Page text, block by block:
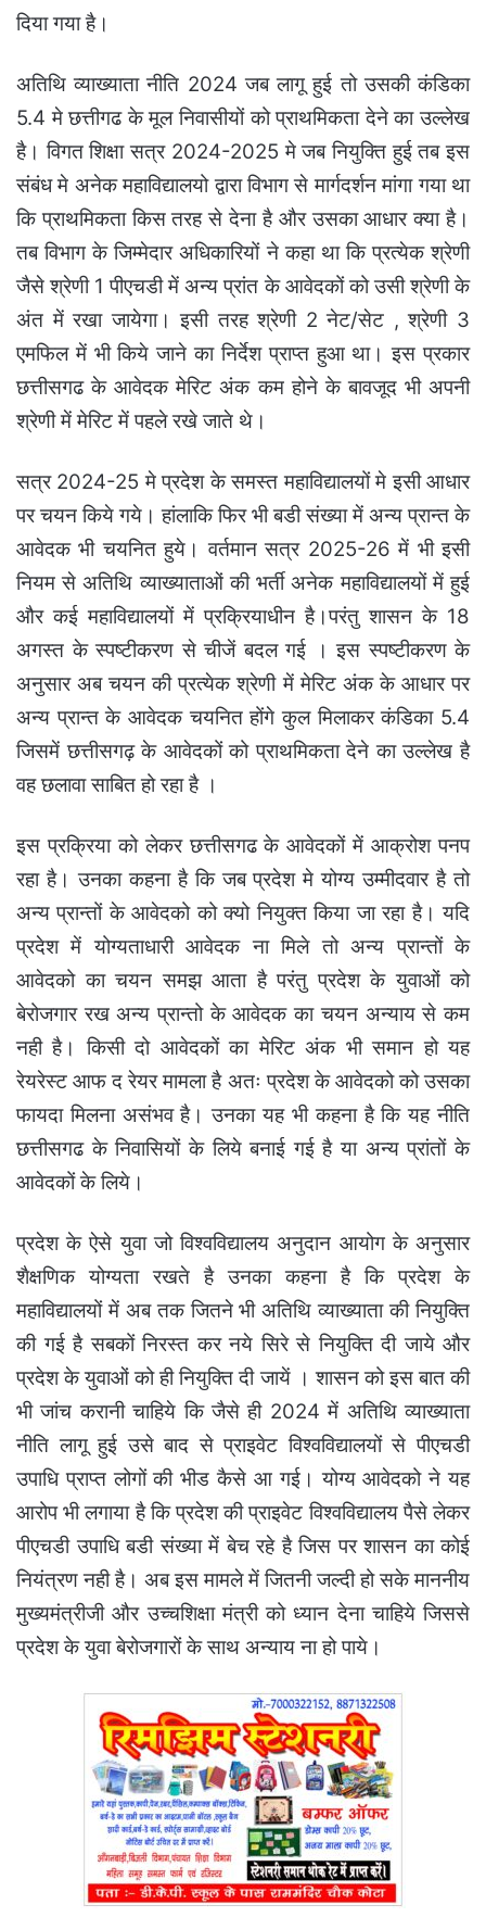
दिया गया है।
अतिथि व्याख्याता नीति 2024 जब लागू हुई तो उसकी कंडिका
5.4 मे छत्तीगढ के मूल निवासीयों को प्राथमिकता देने का उल्लेख
है। विगत शिक्षा सत्र 2024-2025 मे जब नियुक्ति हुई तब इस
संबंध मे अनेक महाविद्यालयो द्वारा विभाग से मार्गदर्शन मांगा गया था
कि प्राथमिकता किस तरह से देना है और उसका आधार क्या है।
तब विभाग के जिम्मेदार अधिकारियों ने कहा था कि प्रत्येक श्रेणी
जैसे श्रेणी 1 पीएचडी में अन्य प्रांत के आवेदकों को उसी श्रेणी के
अंत में रखा जायेगा। इसी तरह श्रेणी 2 नेट/सेट , श्रेणी 3
एमफिल में भी किये जाने का निर्देश प्राप्त हुआ था। इस प्रकार
छत्तीसगढ के आवेदक मेरिट अंक कम होने के बावजूद भी अपनी
श्रेणी में मेरिट में पहले रखे जाते थे।
सत्र 2024-25 मे प्रदेश के समस्त महाविद्यालयों मे इसी आधार
पर चयन किये गये। हांलाकि फिर भी बडी संख्या में अन्य प्रान्त के
आवेदक भी चयनित हुये। वर्तमान सत्र 2025-26 में भी इसी
नियम से अतिथि व्याख्याताओं की भर्ती अनेक महाविद्यालयों में हुई
और कई महाविद्यालयों में प्रक्रियाधीन है।परंतु शासन के 18
अगस्त के स्पष्टीकरण से चीजें बदल गई । इस स्पष्टीकरण के
अनुसार अब चयन की प्रत्येक श्रेणी में मेरिट अंक के आधार पर
अन्य प्रान्त के आवेदक चयनित होंगे कुल मिलाकर कंडिका 5.4
जिसमें छत्तीसगढ़ के आवेदकों को प्राथमिकता देने का उल्लेख है
वह छलावा साबित हो रहा है ।
इस प्रक्रिया को लेकर छत्तीसगढ के आवेदकों में आक्रोश पनप
रहा है। उनका कहना है कि जब प्रदेश मे योग्य उम्मीदवार है तो
अन्य प्रान्तों के आवेदको को क्यो नियुक्त किया जा रहा है। यदि
प्रदेश में योग्यताधारी आवेदक ना मिले तो अन्य प्रान्तों के
आवेदको का चयन समझ आता है परंतु प्रदेश के युवाओं को
बेरोजगार रख अन्य प्रान्तो के आवेदक का चयन अन्याय से कम
नही है। किसी दो आवेदकों का मेरिट अंक भी समान हो यह
रेयरेस्ट आफ द रेयर मामला है अतः प्रदेश के आवेदको को उसका
फायदा मिलना असंभव है। उनका यह भी कहना है कि यह नीति
छत्तीसगढ के निवासियों के लिये बनाई गई है या अन्य प्रांतों के
आवेदकों के लिये।
प्रदेश के ऐसे युवा जो विश्वविद्यालय अनुदान आयोग के अनुसार
शैक्षणिक योग्यता रखते है उनका कहना है कि प्रदेश के
महाविद्यालयों में अब तक जितने भी अतिथि व्याख्याता की नियुक्ति
की गई है सबकों निरस्त कर नये सिरे से नियुक्ति दी जाये और
प्रदेश के युवाओं को ही नियुक्ति दी जायें । शासन को इस बात की
भी जांच करानी चाहिये कि जैसे ही 2024 में अतिथि व्याख्याता
नीति लागू हुई उसे बाद से प्राइवेट विश्वविद्यालयों से पीएचडी
उपाधि प्राप्त लोगों की भीड कैसे आ गई। योग्य आवेदको ने यह
आरोप भी लगाया है कि प्रदेश की प्राइवेट विश्वविद्यालय पैसे लेकर
पीएचडी उपाधि बडी संख्या में बेच रहे है जिस पर शासन का कोई
नियंत्रण नही है। अब इस मामले में जितनी जल्दी हो सके माननीय
मुख्यमंत्रीजी और उच्चशिक्षा मंत्री को ध्यान देना चाहिये जिससे
प्रदेश के युवा बेरोजगारों के साथ अन्याय ना हो पाये।